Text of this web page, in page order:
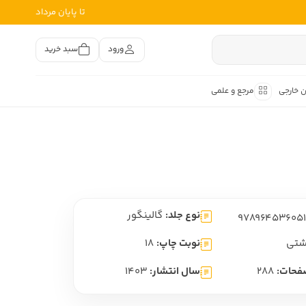
تا پایان مرداد
ورود سبد خرید
خارجی مرجع و علمی
فارسی
متون کهن
نوع جلد: گالینگور
نوبت چاپ: 18
288 سال انتشار: 1403